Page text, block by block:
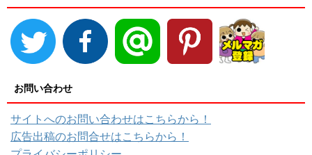
お問い合わせ
サイトへのお問い合わせはこちらから！
広告出稿のお問合せはこちらから！